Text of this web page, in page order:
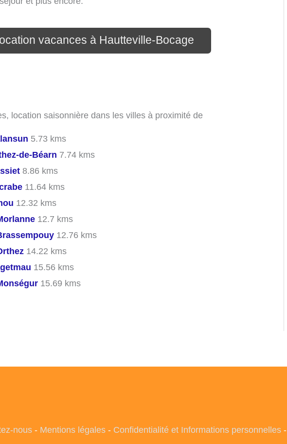
vacances à Hautteville-Bocage
location saisonnière dans les villes à proximité de
5.73 kms
de-Béarn 7.74 kms
8.86 kms
11.64 kms
12.32 kms
12.7 kms
12.76 kms
14.22 kms
15.56 kms
15.69 kms
nous- Mentions légales- Confidentialité et Informations personnelles-